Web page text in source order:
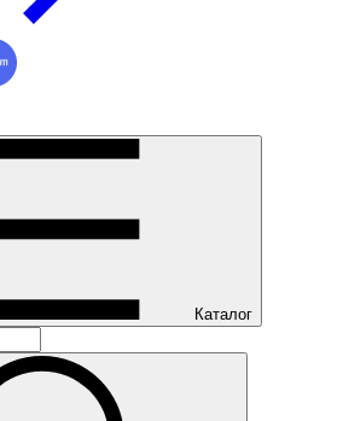
Каталог